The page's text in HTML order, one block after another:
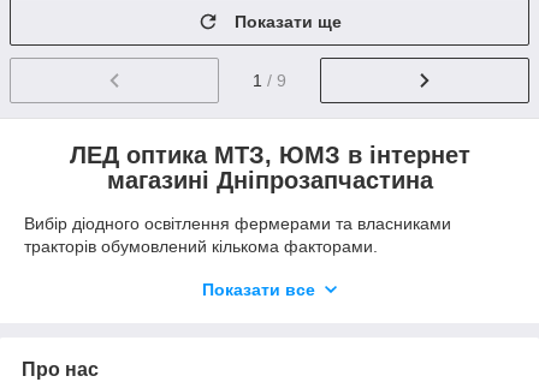
Показати ще
1 / 9
ЛЕД оптика МТЗ, ЮМЗ в інтернет
магазині Дніпрозапчастина
Вибір діодного освітлення фермерами та власниками
тракторів обумовлений кількома факторами.
високу вартість освітлювальні лід прилади споживають
досягати 30 000 годин і більше, що значно перевищує
Показати все
Про нас